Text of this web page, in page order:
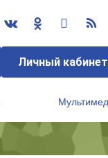
Личный